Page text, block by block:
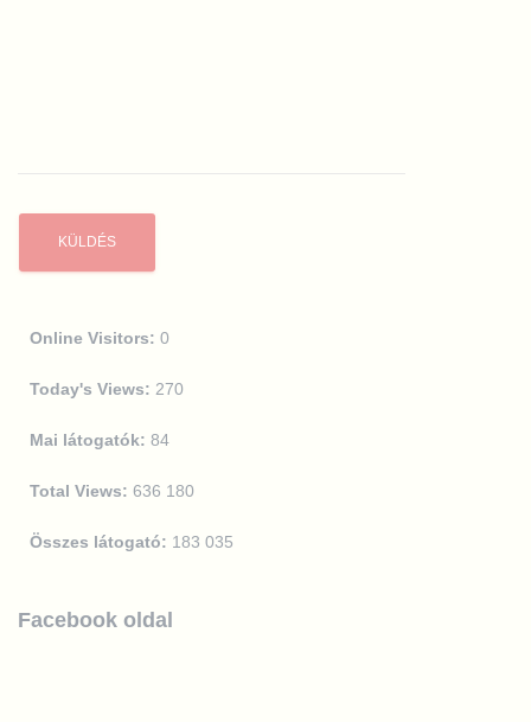
Online Visitors: 0
Today's Views: 270
Mai látogatók: 84
Total Views: 636 180
Összes látogató: 183 035
Facebook oldal